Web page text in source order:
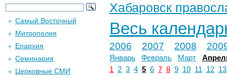
Хабаровск
Весь
2006 2007 2008
Январь Февраль Март
1
2 3 4 5 6 7 8 9 10 11 12 13
Самый Восточный
Митрополия
Епархия
Семинария
Церковные СМИ